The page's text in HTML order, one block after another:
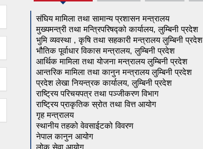
संघिय मामिला तथा सामान्य प्रशासन मन्त्रालय
मुख्यमन्त्री तथा मन्त्रिपरिषद्को कार्यालय, लुम्बिनी प्रदेश
भुमि व्यवस्था , कृषि तथा सहकारी मन्त्रालयलुम्बिनीप्रदेश
भौतिक पूर्वाधार विकास मन्त्रालय,लुम्बिनीप्रदेश
आर्थिक मामिला तथा योजना मन्त्रालयलुम्बिनीप्रदेश
आन्तरिक मामिला तथा कानुन मन्त्रालयलुम्बिनीप्रदेश
प्रदेश लेखा नियन्त्रक कार्यालय,लुम्बिनीप्रदेश
राष्ट्रिय परिचयपत्र तथा पञ्जीकरण विभाग
राष्ट्रिय प्राकृतिक स्रोत तथा वित्त आयोग
गृह मन्त्रालय
स्थानीय तहको वेवसाईटको विवरण
नेपाल कानुन आयोग